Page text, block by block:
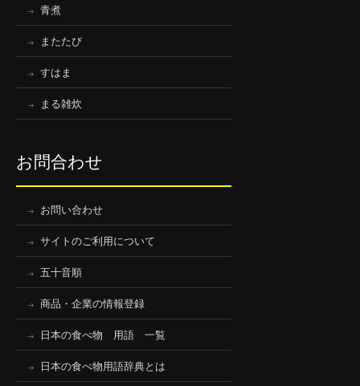
青煮
またたび
すはま
まる雑炊
お問合わせ
お問い合わせ
サイトのご利用について
五十音順
商品・企業の情報登録
日本の食べ物 用語 一覧
日本の食べ物用語辞典とは